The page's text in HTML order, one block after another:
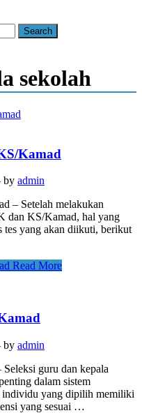
sekolah
Kamad
by admin
– Setelah melakukan
dan KS/Kamad, hal yang
tes yang akan diikuti, berikut
Read More
by admin
guru dan kepala
dalam sistem
individu yang dipilih memiliki
yang sesuai …